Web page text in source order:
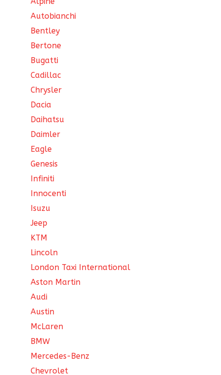
Autobianchi
Bentley
Bertone
Bugatti
Cadillac
Chrysler
Dacia
Daihatsu
Daimler
Eagle
Genesis
Infiniti
Innocenti
Isuzu
Jeep
KTM
Lincoln
London Taxi International
Aston Martin
Audi
Austin
McLaren
BMW
Mercedes-Benz
Chevrolet